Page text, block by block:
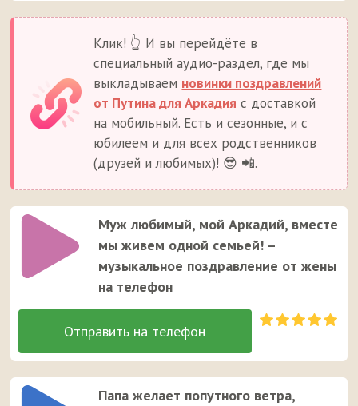
Клик! 👆 И вы перейдёте в
специальный аудио-раздел, где мы
выкладываем новинки поздравлений
от Путина для Аркадия с доставкой
на мобильный. Есть и сезонные, и с
юбилеем и для всех родственников
(друзей и любимых)! 😎 📲.
Муж любимый, мой Аркадий, вместе
мы живем одной семьей! –
музыкальное поздравление от жены
на телефон
Папа желает попутного ветра,